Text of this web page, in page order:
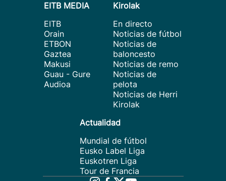
EITB MEDIA
EITB
Orain
ETBON
Gaztea
Makusi
Guau - Gure
Audioa
Kirolak
En directo
Noticias de fútbol
Noticias de
baloncesto
Noticias de remo
Noticias de
pelota
Noticias de Herri
Kirolak
Actualidad
Mundial de fútbol
Eusko Label Liga
Euskotren Liga
Tour de Francia